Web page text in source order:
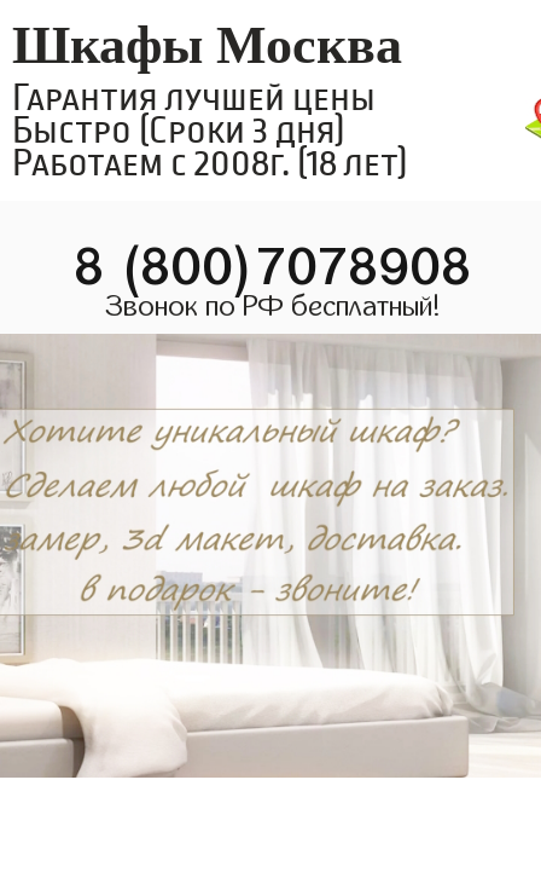
Шкафы Москва
Гарантия лучшей цены
Быстро (Сроки 3 дня)
Работаем с 2008г. (18 лет)
8 (800)7078908
Звонок по РФ бесплатный!